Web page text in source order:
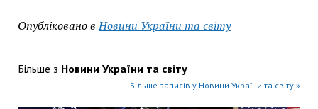
Опубліковано в Новини України та світу
Більше з Новини України та світу
Більше записів у Новини України та світу »